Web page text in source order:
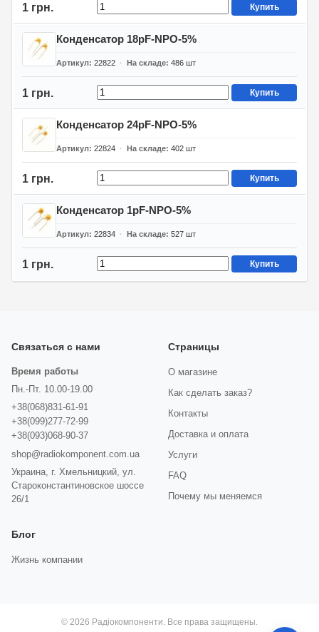
1 грн. Купить
Конденсатор 18pF-NPO-5%
Артикул 22822 На складе 486 шт
1 грн. Купить
Конденсатор 24pF-NPO-5%
Артикул 22824 На складе 402 шт
1 грн. Купить
Конденсатор 1pF-NPO-5%
Артикул 22834 На складе 527 шт
1 грн. Купить
Связаться с нами
Время работы
Пн.-Пт. 10.00-19.00
+38(068)831-61-91
+38(099)277-72-99
+38(093)068-90-37
shop@radiokomponent.com.ua
Украина, г. Хмельницкий, ул.
Староконстантиновское шоссе
26/1
Страницы
О магазине
Как сделать заказ?
Контакты
Доставка и оплата
Услуги
FAQ
Почему мы меняемся
Блог
Жизнь компании
© 2026 Радіокомпоненти. Все права защищены.